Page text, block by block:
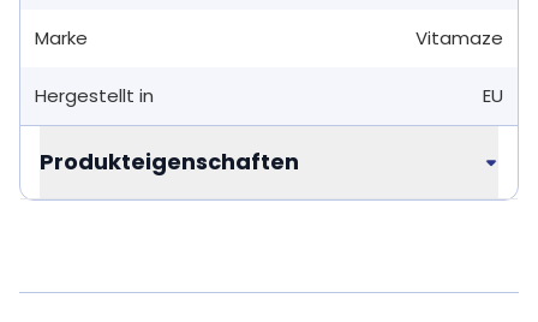
Marke Vitamaze
Hergestellt in EU
Produkteigenschaften